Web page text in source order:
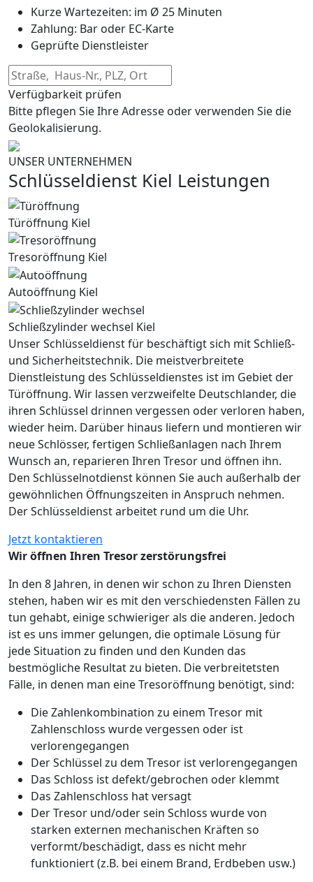
Kurze Wartezeiten: im Ø 25 Minuten
Zahlung: Bar oder EC-Karte
Geprüfte Dienstleister
Verfügbarkeit prüfen
Bitte pflegen Sie Ihre Adresse oder verwenden Sie die
Geolokalisierung.
UNSER UNTERNEHMEN
Schlüsseldienst Kiel Leistungen
Türöffnung Kiel
Tresoröffnung Kiel
Autoöffnung Kiel
Schließzylinder wechsel Kiel
Unser Schlüsseldienst für beschäftigt sich mit Schließ-
und Sicherheitstechnik. Die meistverbreitete
Dienstleistung des Schlüsseldienstes ist im Gebiet der
Türöffnung. Wir lassen verzweifelte Deutschlander, die
ihren Schlüssel drinnen vergessen oder verloren haben,
wieder heim. Darüber hinaus liefern und montieren wir
neue Schlösser, fertigen Schließanlagen nach Ihrem
Wunsch an, reparieren Ihren Tresor und öffnen ihn.
Den Schlüsselnotdienst können Sie auch außerhalb der
gewöhnlichen Öffnungszeiten in Anspruch nehmen.
Der Schlüsseldienst arbeitet rund um die Uhr.
Jetzt kontaktieren
Wir öffnen Ihren Tresor zerstörungsfrei
In den 8 Jahren, in denen wir schon zu Ihren Diensten
stehen, haben wir es mit den verschiedensten Fällen zu
tun gehabt, einige schwieriger als die anderen. Jedoch
ist es uns immer gelungen, die optimale Lösung für
jede Situation zu finden und den Kunden das
bestmögliche Resultat zu bieten. Die verbreitetsten
Fälle, in denen man eine Tresoröffnung benötigt, sind:
Die Zahlenkombination zu einem Tresor mit
Zahlenschloss wurde vergessen oder ist
verlorengegangen
Der Schlüssel zu dem Tresor ist verlorengegangen
Das Schloss ist defekt/gebrochen oder klemmt
Das Zahlenschloss hat versagt
Der Tresor und/oder sein Schloss wurde von
starken externen mechanischen Kräften so
verformt/beschädigt, dass es nicht mehr
funktioniert (z.B. bei einem Brand, Erdbeben usw.)